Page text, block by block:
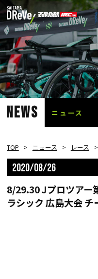
NEWS ニュース
TOP ニュース レース
2020/08/26
8/29.30 Jプロツアー
ラシック 広島大会